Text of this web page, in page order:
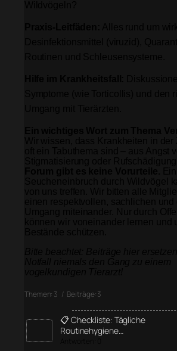
Themen: 3 / Beiträge: 3
📋 Checkliste: Tägliche
Routinehygiene…